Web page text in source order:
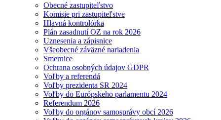
Obecné zastupiteľstvo
Komisie pri zastupiteľstve
Hlavná kontrolórka
Plán zasadnutí OZ na rok 2026
Uznesenia a zápisnice
Všeobecné záväzné nariadenia
Smernice
Ochrana osobných údajov GDPR
Voľby a referendá
Voľby prezidenta SR 2024
Voľby do Európskeho parlamentu 2024
Referendum 2026
Voľby do orgánov samosprávy obcí 2026